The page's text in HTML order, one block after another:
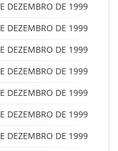
DEZEMBRO DE 1999
DEZEMBRO DE 1999
DEZEMBRO DE 1999
DEZEMBRO DE 1999
DEZEMBRO DE 1999
DEZEMBRO DE 1999
DEZEMBRO DE 1999